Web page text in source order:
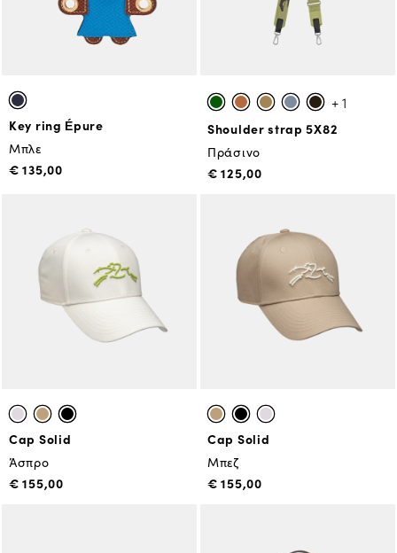
Key ring Épure
Μπλε
€ 135,00
+ 1
Shoulder strap 5X82
Πράσινο
€ 125,00
Cap Solid
Άσπρο
€ 155,00
Cap Solid
Μπεζ
€ 155,00